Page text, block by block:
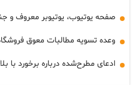
صفحه یوتیوب، یوتیوبر معروف و
وعده تسویه مطالبات معوق
ادعای مطرح‌شده درباره برخورد با